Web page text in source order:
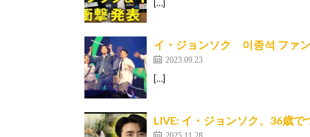
[…]
イ・ジョンソク 이종석 ファ
2023.09.23
[…]
LIVE: イ・ジョンソク、36歳
2025.11.28